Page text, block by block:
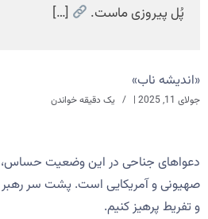
پُل پیروزی ماست.
[…]
«اندیشه ناب»
جولای 11, 2025 | یک دقیقه خواندن
دعواهای جناحی در این وضعیت
صهیونی و آمریکایی است. پشت سر رهبر
و تفریط پرهیز کنیم.